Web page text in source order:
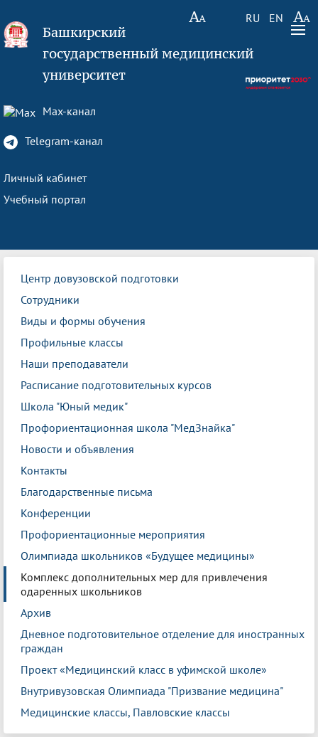
RU EN
Башкирский
государственный медицинский
университет
Max-канал
Telegram-канал
Личный кабинет
Учебный портал
Центр довузовской подготовки
Сотрудники
Виды и формы обучения
Профильные классы
Наши преподаватели
Расписание подготовительных курсов
Школа "Юный медик"
Профориентационная школа "МедЗнайка"
Новости и объявления
Контакты
Благодарственные письма
Конференции
Профориентационные мероприятия
Олимпиада школьников «Будущее медицины»
Комплекс дополнительных мер для привлечения
одаренных школьников
Архив
Дневное подготовительное отделение для иностранных
граждан
Проект «Медицинский класс в уфимской школе»
Внутривузовская Олимпиада "Призвание медицина"
Медицинские классы, Павловские классы